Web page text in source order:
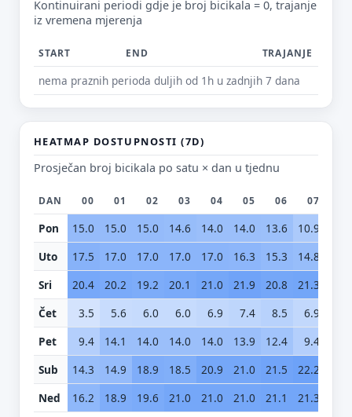
Kontinuirani periodi gdje je broj bicikala = 0, trajanje
iz vremena mjerenja
START END TRAJANJE
nema praznih perioda duljih od 1h u zadnjih 7 dana
HEATMAP DOSTUPNOSTI (7D)
Prosječan broj bicikala po satu × dan u tjednu
DAN 00 01 02 03 04 05 06 07
Pon 15.0 15.0 15.0 14.6 14.0 14.0 13.6 10.9
Uto
17.5 17.0 17.0 17.0 17.0 16.3 15.3 14.8
Sri
20.4 20.2 19.2 20.1 21.0 21.9 20.8 21.3
Čet
3.5 5.6 6.0 6.0 6.9 7.4 8.5 6.9
Pet
9.4 14.1 14.0 14.0 14.0 13.9 12.4 9.4
Sub
14.3 14.9 18.9 18.5 20.9 21.0 21.5 22.2
Ned
16.2 18.9 19.6 21.0 21.0 21.0 21.1 21.3